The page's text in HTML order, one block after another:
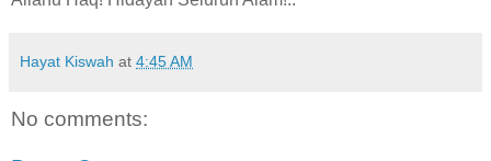
Hayat Kiswah at 4:45 AM
No comments: